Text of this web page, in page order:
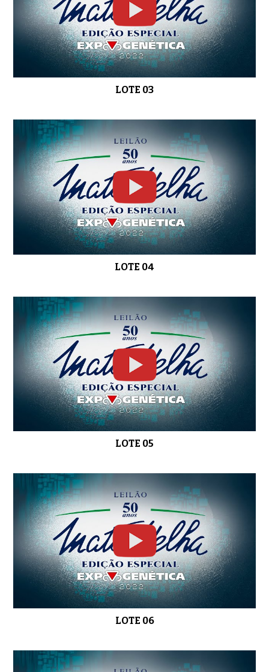
0:49 LOTE 11
LOTE 14
0:58 LOTE 15
0:45 LOTE 16
0:44 LOTE 17
LOTE 18
LOTE 19
0:52 LOTE 20
0:54
LOTE 03
LOTE 04
LOTE 05
LOTE 06